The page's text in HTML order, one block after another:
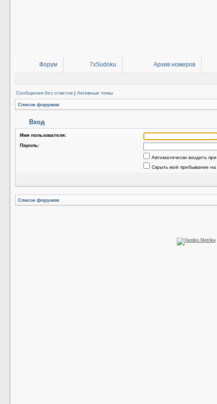
Форум 7xSudoku Архив номеров
Сообщения без ответов | Активные темы
Список форумов
Вход
Имя пользователя:
Пароль:
Автоматически входить
Скрыть моё пребывание
Список форумов